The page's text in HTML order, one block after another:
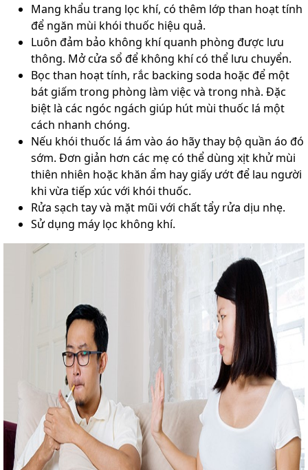
Mang khẩu trang lọc khí, có thêm lớp than hoạt tính
để ngăn mùi khói thuốc hiệu quả.
Luôn đảm bảo không khí quanh phòng được lưu
thông. Mở cửa sổ để không khí có thể lưu chuyển.
Bọc than hoạt tính, rắc backing soda hoặc để một
bát giấm trong phòng làm việc và trong nhà. Đặc
biệt là các ngóc ngách giúp hút mùi thuốc lá một
cách nhanh chóng.
Nếu khói thuốc lá ám vào áo hãy thay bộ quần áo đó
sớm. Đơn giản hơn các mẹ có thể dùng xịt khử mùi
thiên nhiên hoặc khăn ẩm hay giấy ướt để lau người
khi vừa tiếp xúc với khói thuốc.
Rửa sạch tay và mặt mũi với chất tẩy rửa dịu nhẹ.
Sử dụng máy lọc không khí.